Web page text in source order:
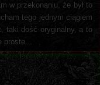
w przekonaniu, że był to
tego jednym ciągiem
taki dość oryginalny, a to
proste...